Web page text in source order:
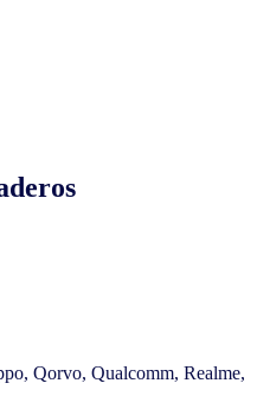
Qorvo, Qualcomm, Realme,